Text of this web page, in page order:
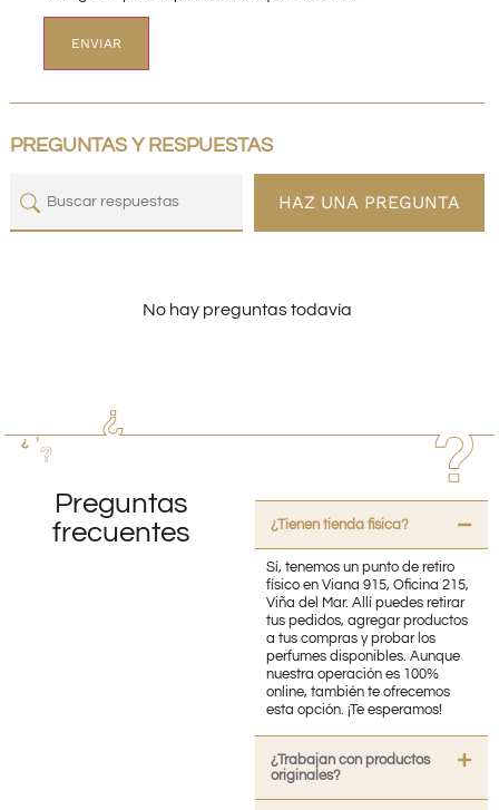
PREGUNTAS Y RESPUESTAS
HAZ UNA PREGUNTA
No hay preguntas todavía
Preguntas
frecuentes
¿Tienen tienda fisica?
Sí, tenemos un punto de retiro
físico en Viana 915, Oficina 215,
Viña del Mar. Allí puedes retirar
tus pedidos, agregar productos
a tus compras y probar los
perfumes disponibles. Aunque
nuestra operación es 100%
online, también te ofrecemos
esta opción. ¡Te esperamos!
¿Trabajan con productos
originales?